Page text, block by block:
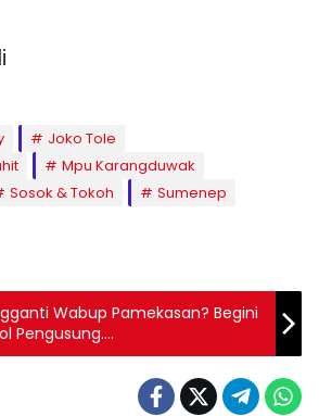
Joko Tole
Mpu Karangduwak
Sosok & Tokoh
Sumenep
Wabup Pamekasan? Begini
Pengusung….